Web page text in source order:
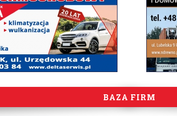
BAZA FIRM